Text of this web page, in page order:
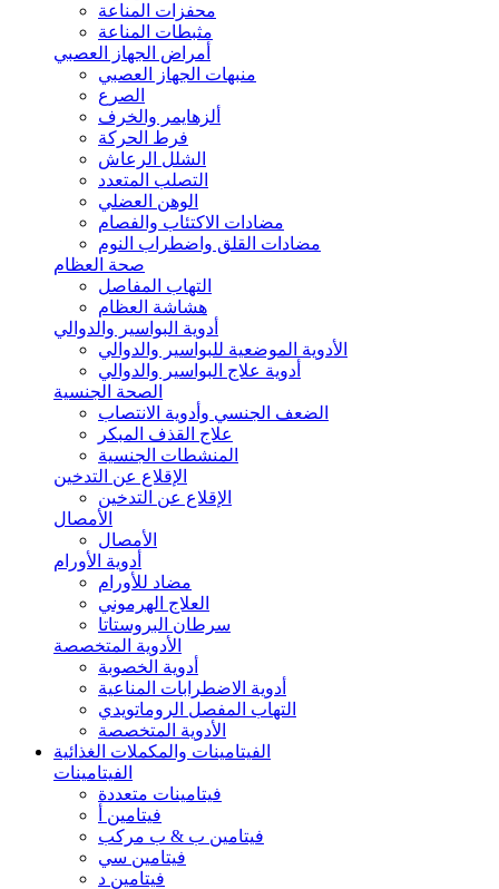
محفزات المناعة
مثبطات المناعة
أمراض الجهاز العصبي
منبهات الجهاز العصبي
الصرع
ألزهايمر والخرف
فرط الحركة
الشلل الرعاش
التصلب المتعدد
الوهن العضلي
مضادات الاكتئاب والفصام
مضادات القلق واضطراب النوم
صحة العظام
التهاب المفاصل
هشاشة العظام
أدوية البواسير والدوالي
الأدوية الموضعية للبواسير والدوالي
أدوية علاج البواسير والدوالي
الصحة الجنسية
الضعف الجنسي وأدوية الانتصاب
علاج القذف المبكر
المنشطات الجنسية
الإقلاع عن التدخين
الإقلاع عن التدخين
الأمصال
الأمصال
أدوية الأورام
مضاد للأورام
العلاج الهرموني
سرطان البروستاتا
الأدوية المتخصصة
أدوية الخصوبة
أدوية الاضطرابات المناعية
التهاب المفصل الروماتويدي
الأدوية المتخصصة
الفيتامينات والمكملات الغذائية
الفيتامينات
فيتامينات متعددة
فيتامين أ
فيتامين ب & ب مركب
فيتامين سي
فيتامين د